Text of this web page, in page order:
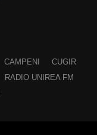
CAMPENI
CUGIR
RADIO UNIREA FM